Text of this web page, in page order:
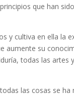
que han
y cultiva en ella la
su
todas las artes
las cosas se ha